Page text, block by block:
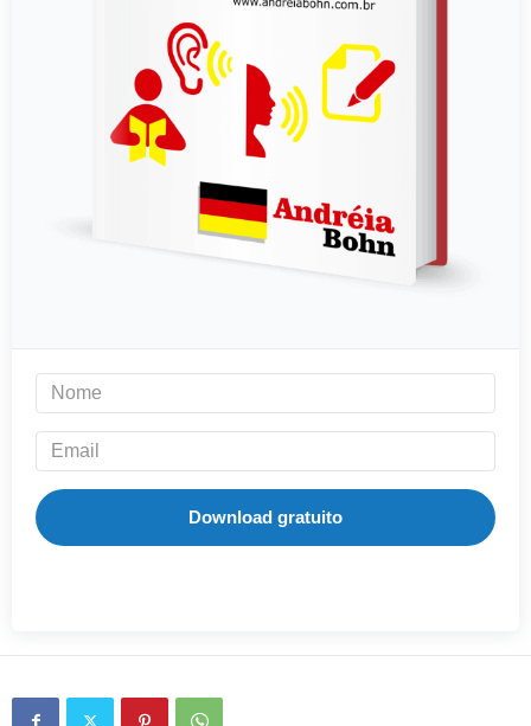
Download gratuito